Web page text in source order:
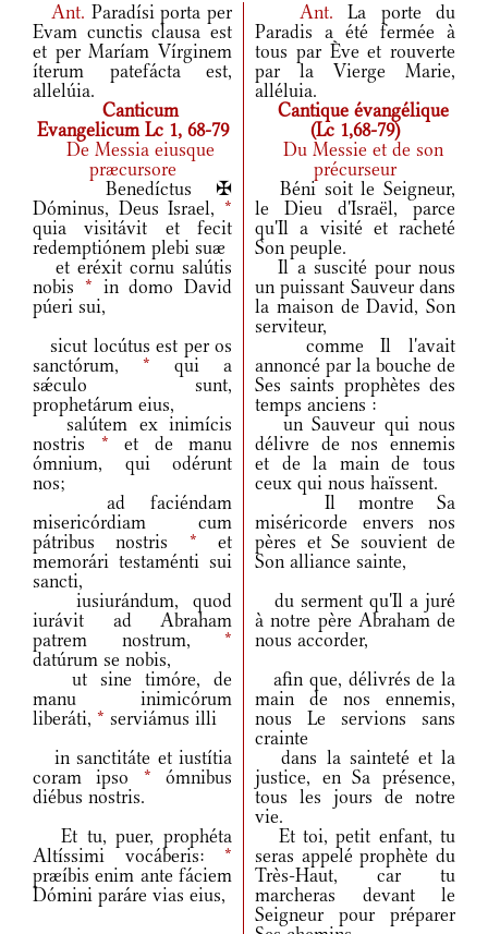
Ant. Paradísi porta per
Evam cunctis clausa est
et per Maríam Vírginem
íterum patefácta est,
allelúia.
Ant. La porte du
Paradis a été fermée à
tous par Ève et rouverte
par la Vierge Marie,
alléluia.
Canticum
Evangelicum Lc 1, 68-79
Cantique évangélique
(Lc 1,68-79)
De Messia eiusque
præcursore
Du Messie et de son
précurseur
Benedíctus ✠
Dóminus, Deus Israel, *
quia visitávit et fecit
redemptiónem plebi suæ
Béni soit le Seigneur,
le Dieu d'Israël, parce
qu'Il a visité et racheté
Son peuple.
et eréxit cornu salútis
nobis * in domo David
púeri sui,
Il a suscité pour nous
un puissant Sauveur dans
la maison de David, Son
serviteur,
sicut locútus est per os
sanctórum, * qui a
sǽculo sunt,
prophetárum eius,
comme Il l'avait
annoncé par la bouche de
Ses saints prophètes des
temps anciens :
salútem ex inimícis
nostris * et de manu
ómnium, qui odérunt
nos;
un Sauveur qui nous
délivre de nos ennemis
et de la main de tous
ceux qui nous haïssent.
ad faciéndam
misericórdiam cum
pátribus nostris * et
memorári testaménti sui
sancti,
Il montre Sa
miséricorde envers nos
pères et Se souvient de
Son alliance sainte,
iusiurándum, quod
iurávit ad Abraham
patrem nostrum, *
datúrum se nobis,
du serment qu'Il a juré
à notre père Abraham de
nous accorder,
ut sine timóre, de
manu inimicórum
liberáti, * serviámus illi
afin que, délivrés de la
main de nos ennemis,
nous Le servions sans
crainte
in sanctitáte et iustítia
coram ipso * ómnibus
diébus nostris.
dans la sainteté et la
justice, en Sa présence,
tous les jours de notre
vie.
Et tu, puer, prophéta
Altíssimi vocáberis: *
præíbis enim ante fáciem
Dómini paráre vias eius,
Et toi, petit enfant, tu
seras appelé prophète du
Très-Haut, car tu
marcheras devant le
Seigneur pour préparer